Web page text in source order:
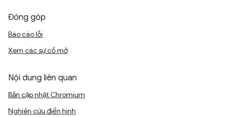
Đóng góp
Báo cáo lỗi
Xem các sự cố mở
Nội dung liên quan
Bản cập nhật Chromium
Nghiên cứu điển hình